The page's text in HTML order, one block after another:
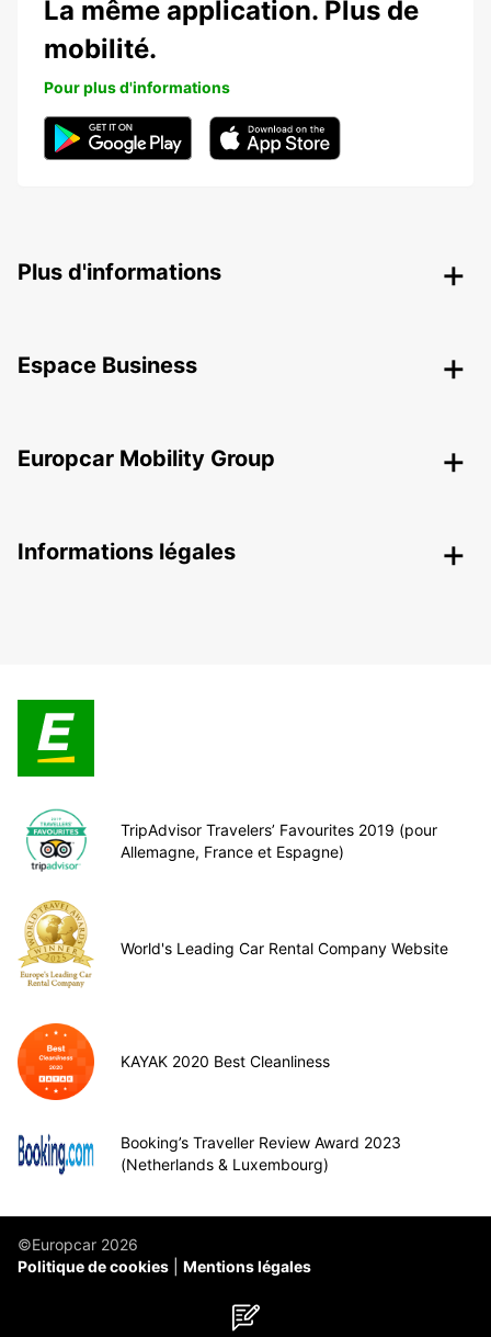
La même application. Plus de
mobilité.
Pour plus d'informations
Plus d'informations
Espace Business
Europcar Mobility Group
Informations légales
TripAdvisor Travelers’ Favourites 2019 (pour
Allemagne, France et Espagne)
World's Leading Car Rental Company Website
KAYAK 2020 Best Cleanliness
Booking’s Traveller Review Award 2023
(Netherlands & Luxembourg)
©Europcar 2026
Politique de cookies
Mentions légales